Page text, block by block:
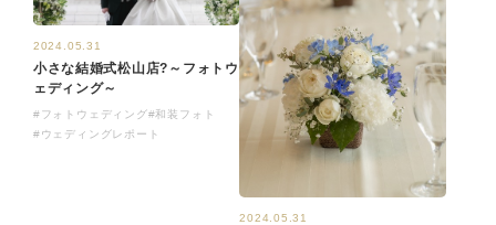
2024.05.31
小さな結婚式松山店?～フォトウ
ェディング～
#フォトウェディング#和装フォト
#ウェディングレポート
2024.05.31